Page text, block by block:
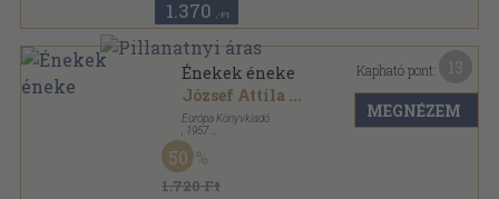
1.370 ,-Ft
Énekek éneke
József Attila ...
Európa Könyvkiadó
1957
Vászon
1.720 Ft
50
Kapható pont:
MEGNÉZEM